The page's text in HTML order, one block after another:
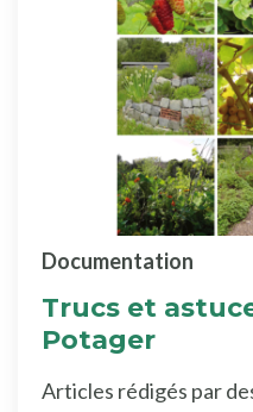
Trucs et
Potager
Documentation
Articles rédigés par